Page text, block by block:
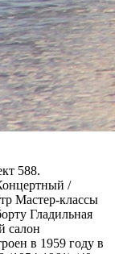
588.
/
Мастер-классы
Гладильная
салон
в 1959 году в